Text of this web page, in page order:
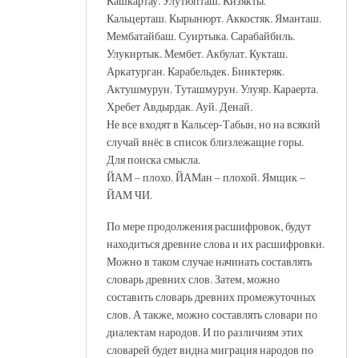
Кальцерташ. Кырынюрт. Аккостяк. Яманташ.
Мембатайбаш. Суиртыка. Сарабайбиль.
Улукиртык. Мембет. Акбулат. Кукташ.
Аркатурган. Карабельдек. Бииктеряк.
Актушмурун. Туташмурун. Улуяр. Караерта.
Хребет Авдырдак. Ауй. Денай.
Не все входят в Кальсер-Табын, но на всякий
случай внёс в список близлежащие горы.
Для поиска смысла.
ЙАМ – плохо. ЙАМан – плохой. Ямщик –
ЙАМ ЧИ.
По мере продолжения расшифровок, будут
находиться древние слова и их расшифровки.
Можно в таком случае начинать составлять
словарь древних слов. Затем, можно
составить словарь древних промежуточных
слов. А также, можно составлять словари по
диалектам народов. И по различиям этих
словарей будет видна миграция народов по